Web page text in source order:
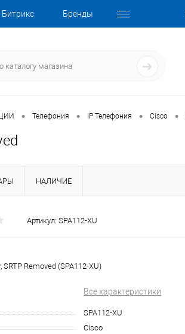
Битрикс Бренды
• Телефония • IP Телефония • Cisco •
НАЛИЧИЕ
Артикул: SPA112-XU
Removed (SPA112-XU)
Все характеристики
SPA112-XU
Cisco